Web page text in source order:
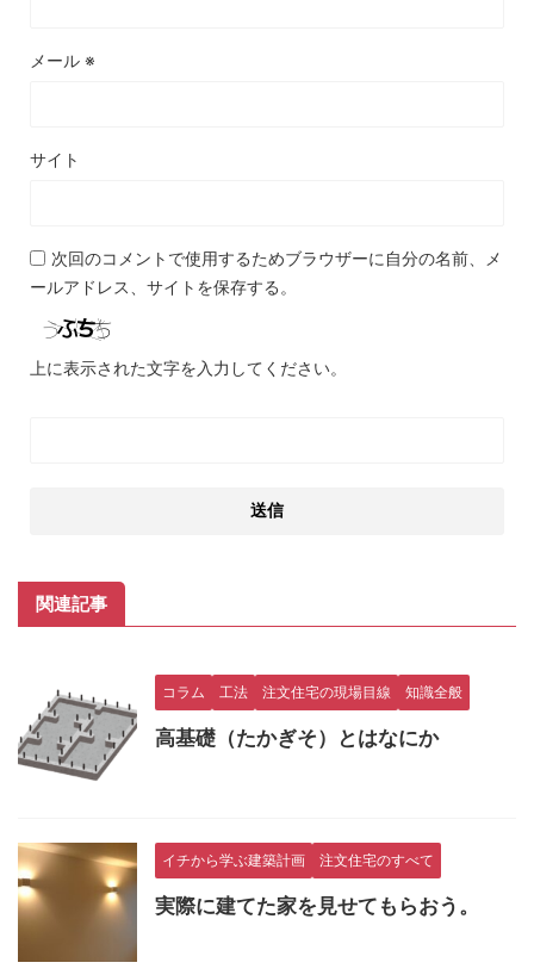
メール ※
サイト
次回のコメントで使用するためブラウザーに自分の名前、メ
ールアドレス、サイトを保存する。
上に表示された文字を入力してください。
関連記事
コラム 工法 注文住宅の現場目線 知識全般
高基礎（たかぎそ）とはなにか
イチから学ぶ建築計画 注文住宅のすべて
実際に建てた家を見せてもらおう。